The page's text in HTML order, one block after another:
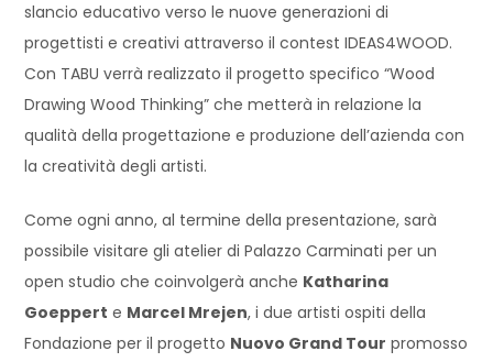
slancio educativo verso le nuove generazioni di
progettisti e creativi attraverso il contest IDEAS4WOOD.
Con TABU verrà realizzato il progetto specifico “Wood
Drawing Wood Thinking” che metterà in relazione la
qualità della progettazione e produzione dell’azienda con
la creatività degli artisti.
Come ogni anno, al termine della presentazione, sarà
possibile visitare gli atelier di Palazzo Carminati per un
open studio che coinvolgerà anche Katharina
Goeppert e Marcel Mrejen, i due artisti ospiti della
Fondazione per il progetto Nuovo Grand Tour promosso